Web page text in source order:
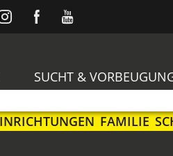
SUCHT &
FAMILIE